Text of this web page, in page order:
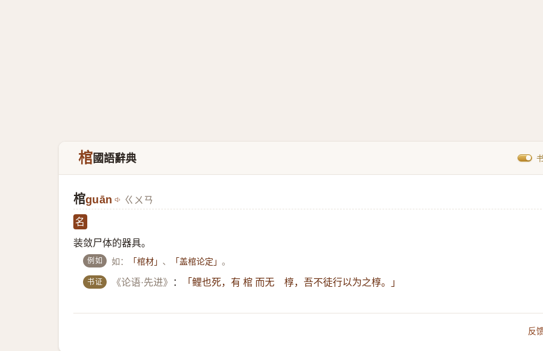
棺國語辭典
棺guān ㄍㄨㄢ
名
装敛尸体的器具。
例如 如： 「棺材」 、 「盖棺论定」。
书证 《论语·先进》 ： 「鲤也死，有 棺 而无 椁，吾不徒行以为之椁。」
反